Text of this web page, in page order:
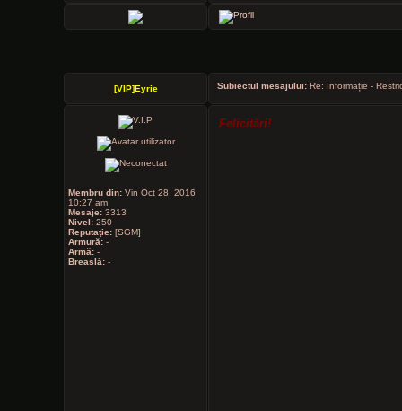
[VIP]Eyrie Subiectul mesajului: Re: Informație -
Membru din: Vin Oct 28, 2016
10:27 am
Mesaje: 3313
Nivel: 250
Reputaţie: [SGM]
Armură: -
Armă: -
Breaslă: -
Felicitări!